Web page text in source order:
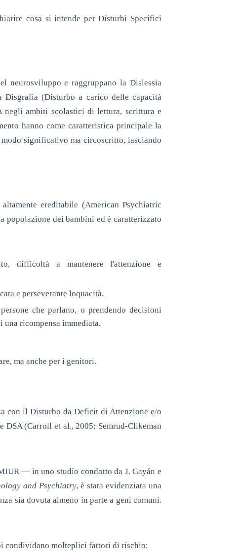
cosa si intende per Disturbi Specifici
neurosviluppo e raggruppano la Dislessia
(Disturbo a carico delle capacità
negli ambiti scolastici di lettura, scrittura e
hanno come caratteristica principale la
significativo ma circoscritto, lasciando
ereditabile (American Psychiatric
popolazione dei bambini ed è caratterizzato
difficoltà a mantenere l'attenzione e
e perseverante loquacità.
che parlano, o prendendo decisioni
ricompensa immediata.
ma anche per i genitori.
con il Disturbo da Deficit di Attenzione e/o
(Carroll et al., 2005; Semrud-Clikeman
— in uno studio condotto da J. Gayán e
and Psychiatry, è stata evidenziata una
sia dovuta almeno in parte a geni comuni.
condividano molteplici fattori di rischio: